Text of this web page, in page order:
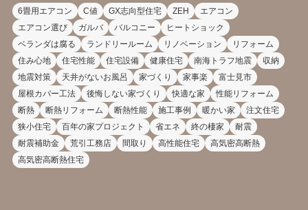
6畳用エアコン C値 GX志向型住宅 ZEH
エアコン
エアコン選び
ガルバ バルコニー
ヒートショック
ベランダは腐る
ランドリールーム リノベーション
リフォーム
住み心地
住宅性能 住宅設備 健康住宅 南海トラフ地震
収納
地震対策
天井がないお風呂 家づくり 家事楽
富士見市
屋根カバー工法
後悔しない家づくり 快適な家
性能リフォーム
断熱
断熱リフォーム 断熱性能 施工事例 暖かい家
注文住宅
狭小住宅
百年の家プロジェクト 省エネ 終の棲家
耐震
耐震補助金
荒引工務店 間取り 高性能住宅
高気密高断熱
高気密高断熱住宅